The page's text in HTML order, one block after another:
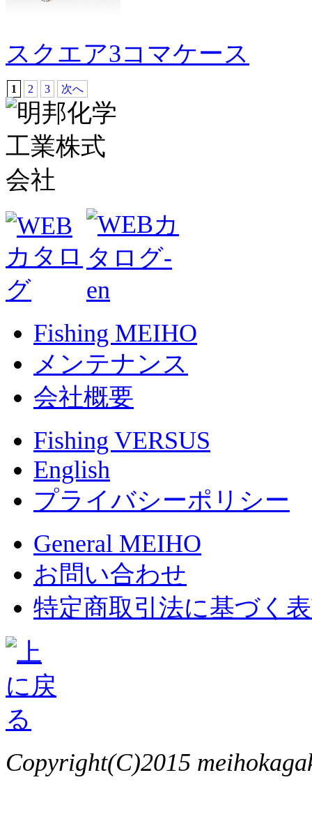
スクエア3コマケース
1 2 3 次へ
Fishing MEIHO
メンテナンス
会社概要
Fishing VERSUS
English
プライバシーポリシー
General MEIHO
お問い合わせ
特定商取引法に基づく
Copyright(C)2015